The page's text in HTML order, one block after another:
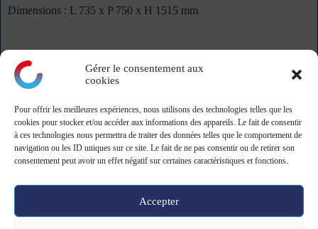
Gérer le consentement aux
cookies
Pour offrir les meilleures expériences, nous utilisons des technologies telles que les
cookies pour stocker et/ou accéder aux informations des appareils. Le fait de consentir
à ces technologies nous permettra de traiter des données telles que le comportement de
navigation ou les ID uniques sur ce site. Le fait de ne pas consentir ou de retirer son
consentement peut avoir un effet négatif sur certaines caractéristiques et fonctions.
Accepter
Dimensions : L 735 x P 750 x H 1515 mm
montagne
ZA Le Danjon - 18110 Saint-Eloy-de-Guy
Tel: 02 19 23 13 39 - 9h-12h/13h30-17h
Copyright © 2026 -CGV CGU-Mentions légales&Politique de